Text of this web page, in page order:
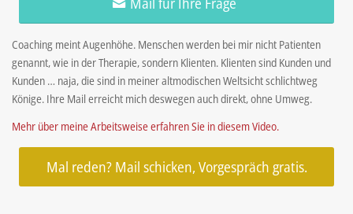
Coaching meint Augenhöhe. Menschen werden bei mir nicht Patienten
genannt, wie in der Therapie, sondern Klienten. Klienten sind Kunden und
Kunden … naja, die sind in meiner altmodischen Weltsicht schlichtweg
Könige. Ihre Mail erreicht mich deswegen auch direkt, ohne Umweg.
Mehr über meine Arbeitsweise erfahren Sie in diesem Video.
Mal reden? Mail schicken, Vorgespräch gratis.